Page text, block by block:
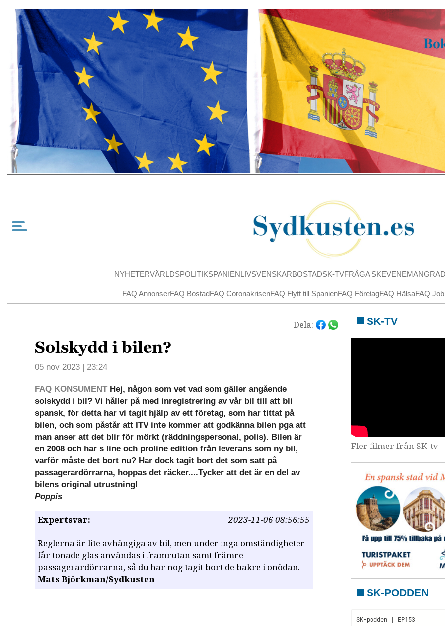
NYHETERVÄRLDSPOLITIKSPANIENLIVSVENSKARBOSTADSK-TVFRÅGA SKEVENEMANG
FAQ AnnonserFAQ BostadFAQ CoronakrisenFAQ Flytt till SpanienFAQ FöretagFAQ HälsaFAQ
Dela:
Solskydd i bilen?
05 nov 2023 | 23:24
FAQ KONSUMENTHej, någon som vet vad som gäller angående
solskydd i bil? Vi håller på med inregistrering av vår bil till att bli
spansk, för detta har vi tagit hjälp av ett företag, som har tittat på
bilen, och som påstår att ITV inte kommer att godkänna bilen pga att
man anser att det blir för mörkt (räddningspersonal, polis). Bilen är
en 2008 och har s line och proline edition från leverans som ny bil,
varför måste det bort nu? Har dock tagit bort det som satt på
passagerardörrarna, hoppas det räcker....Tycker att det är en del av
bilens original utrustning!
Poppis
Expertsvar:
2023-11-06 08:56:55
Reglerna är lite avhängiga av bil, men under inga omständigheter
får tonade glas användas i framrutan samt främre
passagerardörrarna, så du har nog tagit bort de bakre i onödan.
Mats Björkman/Sydkusten
SK-TV
Fler filmer från SK-tv
SK-PODDEN